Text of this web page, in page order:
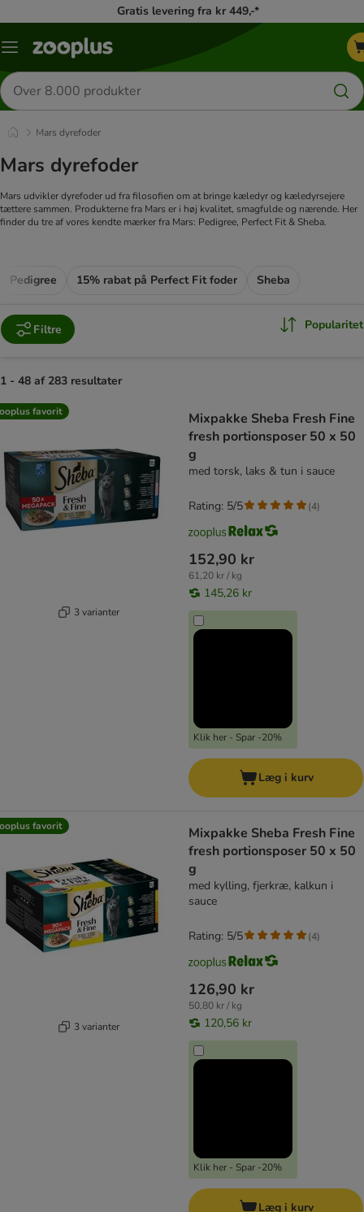
Gratis levering fra kr 449,-*
Menu
Søg
efter
produkter
Mars dyrefoder
Mars dyrefoder
Mars udvikler dyrefoder ud fra filosofien om at bringe kæledyr og kæledyrsejere
tættere sammen. Produkterne fra Mars er i høj kvalitet, smagfulde og nærende. Her
finder du tre af vores kendte mærker fra Mars: Pedigree, Perfect Fit & Sheba.
Pedigree 15% rabat på Perfect Fit foder Sheba
Filtre Popularitet
1 - 48 af 283 resultater
product items have been changed
favorit
3 varianter
Mixpakke Sheba Fresh Fine
fresh portionsposer 50 x 50
g
med torsk, laks & tun i sauce
152,90 kr
61,20 kr / kg
145,26 kr
Klik her - Spar -20%
Rating: 5/5 (4)
Læg i kurv
favorit
3 varianter
Mixpakke Sheba Fresh Fine
fresh portionsposer 50 x 50
g
med kylling, fjerkræ, kalkun i
sauce
126,90 kr
50,80 kr / kg
120,56 kr
Klik her - Spar -20%
Rating: 5/5 (4)
Læg i kurv